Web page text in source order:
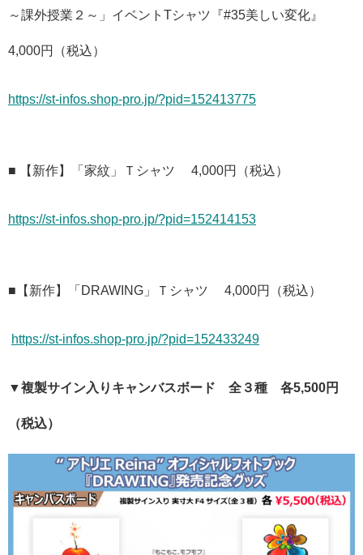
～課外授業２～」イベントTシャツ『#35美しい変化』
4,000円（税込）
https://st-infos.shop-pro.jp/?pid=152413775
■ 【新作】「家紋」Ｔシャツ 4,000円（税込）
https://st-infos.shop-pro.jp/?pid=152414153
■【新作】「DRAWING」Ｔシャツ 4,000円（税込）
https://st-infos.shop-pro.jp/?pid=152433249
▼複製サイン入りキャンバスボード 全３種 各5,500円
（税込）